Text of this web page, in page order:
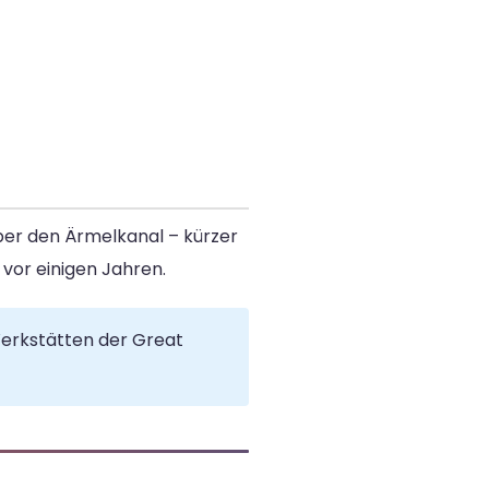
den Ärmelkanal – kürzer
einigen Jahren.
der Great